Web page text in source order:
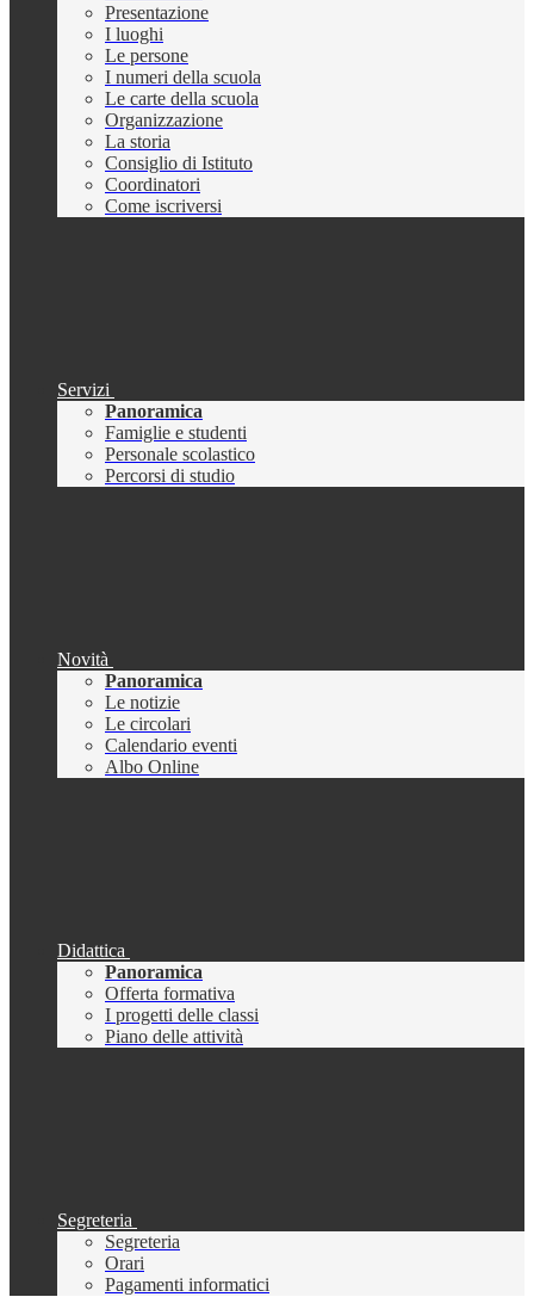
Presentazione
I luoghi
Le persone
I numeri della scuola
Le carte della scuola
Organizzazione
La storia
Consiglio di Istituto
Coordinatori
Come iscriversi
Servizi
Panoramica
Famiglie e studenti
Personale scolastico
Percorsi di studio
Novità
Panoramica
Le notizie
Le circolari
Calendario eventi
Albo Online
Didattica
Panoramica
Offerta formativa
I progetti delle classi
Piano delle attività
Segreteria
Segreteria
Orari
Pagamenti informatici